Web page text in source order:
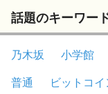
話題のキーワー
乃木坂 小学館
普通
ビットコイ